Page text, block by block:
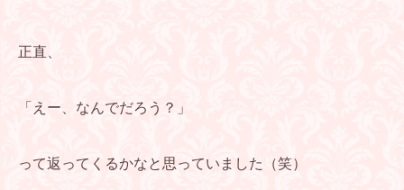
正直、
「えー、なんでだろう？」
って返ってくるかなと思っていました（笑）